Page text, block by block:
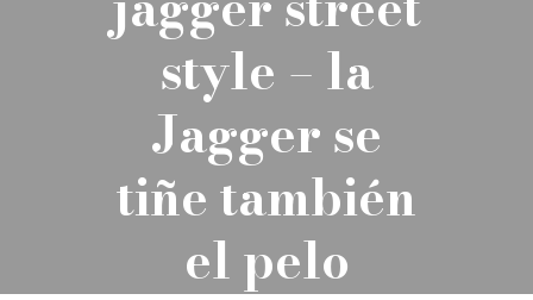
style – la
Jagger se
tiñe también
el pelo